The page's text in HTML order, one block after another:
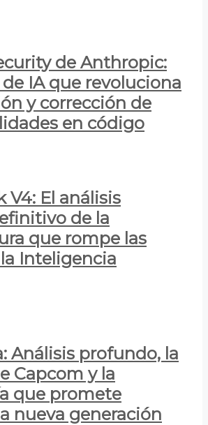
de Anthropic:
IA que revoluciona
y corrección de
en código
V4: El análisis
de la
que rompe las
Inteligencia
Análisis profundo, la
Capcom y la
que promete
nueva generación